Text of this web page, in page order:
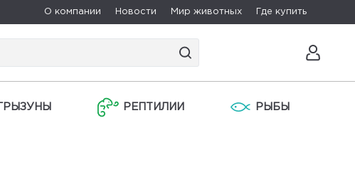
О компании Новости Мир животных Где купить
ГРЫЗУНЫ РЕПТИЛИИ РЫБЫ